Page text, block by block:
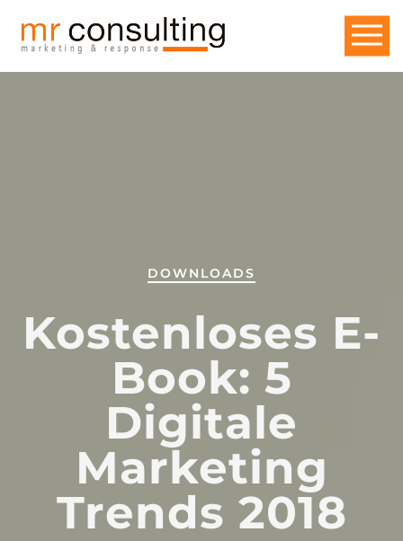
DOWNLOADS
Kostenloses E-
Book: 5
Digitale
Marketing
Trends 2018